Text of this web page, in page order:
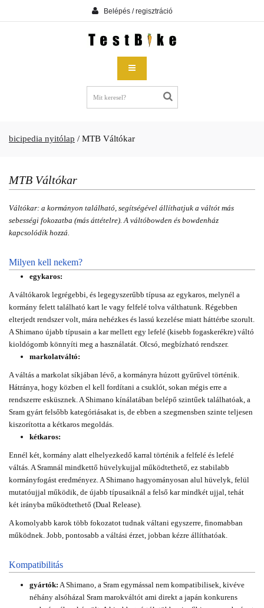
Belépés / regisztráció
bicipedia nyitólap / MTB Váltókar
MTB Váltókar
Váltókar: a kormányon található, segítségével állíthatjuk a váltót más
sebességi fokozatba (más áttételre). A váltóbowden és bowdenház
kapcsolódik hozzá.
Milyen kell nekem?
egykaros:
A váltókarok legrégebbi, és legegyszerűbb típusa az egykaros, melynél a
kormány felett található kart le vagy felfelé tolva válthatunk. Régebben
elterjedt rendszer volt, mára nehézkes és lassú kezelése miatt háttérbe szorult.
A Shimano újabb típusain a kar mellett egy lefelé (kisebb fogaskerékre) váltó
kioldógomb könnyíti meg a használatát. Olcsó, megbízható rendszer.
markolatváltó:
A váltás a markolat síkjában lévő, a kormányra húzott gyűrűvel történik.
Hátránya, hogy közben el kell fordítani a csuklót, sokan mégis erre a
rendszerre esküsznek. A Shimano kínálatában belépő szintűek találhatóak, a
Sram gyárt felsőbb kategóriásakat is, de ebben a szegmensben szinte teljesen
kiszorította a kétkaros megoldás.
kétkaros:
Ennél két, kormány alatt elhelyezkedő karral történik a felfelé és lefelé
váltás. A Sramnál mindkettő hüvelykujjal működtethető, ez stabilabb
kormányfogást eredményez. A Shimano hagyományosan alul hüvelyk, felül
mutatóujjal működik, de újabb típusaiknál a felső kar mindkét ujjal, tehát
két irányba működtethető (Dual Release).
A komolyabb karok több fokozatot tudnak váltani egyszerre, finomabban
működnek. Jobb, pontosabb a váltási érzet, jobban kézre állíthatóak.
Kompatibilitás
gyártók: A Shimano, a Sram egymással nem kompatibilisek, kivéve
néhány alsóházal Sram marokváltót ami direkt a japán konkurens